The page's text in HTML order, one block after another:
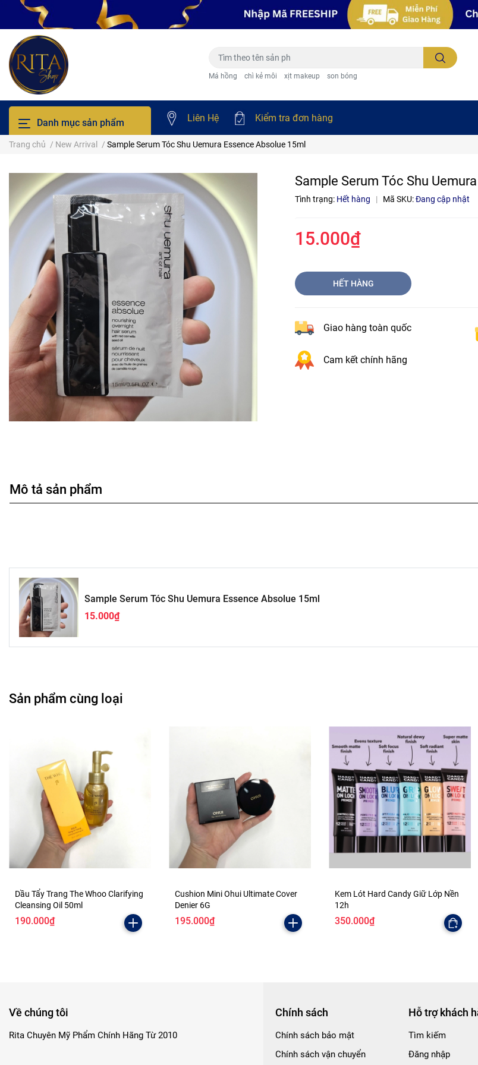
Má hồng chì kẻ môi xịt makeup son bóng
Danh mục sản phẩm Liên Hệ Kiểm tra đơn hàng
Trang chủ / New Arrival / Sample Serum Tóc Shu Uemura Essence Absolue 15ml
Sample Serum Tóc Shu
Tình trạng: Hết hàng | Mã SKU:Đang cập nhật
15.000₫
HẾT HÀNG
Giao hàng toàn quốc
Cam kết chính hãng
Mô tả sản phẩm
Sample Serum Tóc Shu Uemura Essence Absolue 15ml
15.000₫
Sản phẩm cùng loại
Dầu Tẩy Trang The Whoo Clarifying
Cleansing Oil 50ml
190.000₫
Cushion Mini Ohui Ultimate Cover
Denier 6G
195.000₫
Kem Lót Hard Candy Giữ Lớp Nền
12h
350.000₫
Về chúng tôi
Rita Chuyên Mỹ Phẩm Chính Hãng Từ 2010
Chính sách
Chính sách bảo mật
Chính sách vận chuyển
Hỗ trợ khách
Tìm kiếm
Đăng nhập